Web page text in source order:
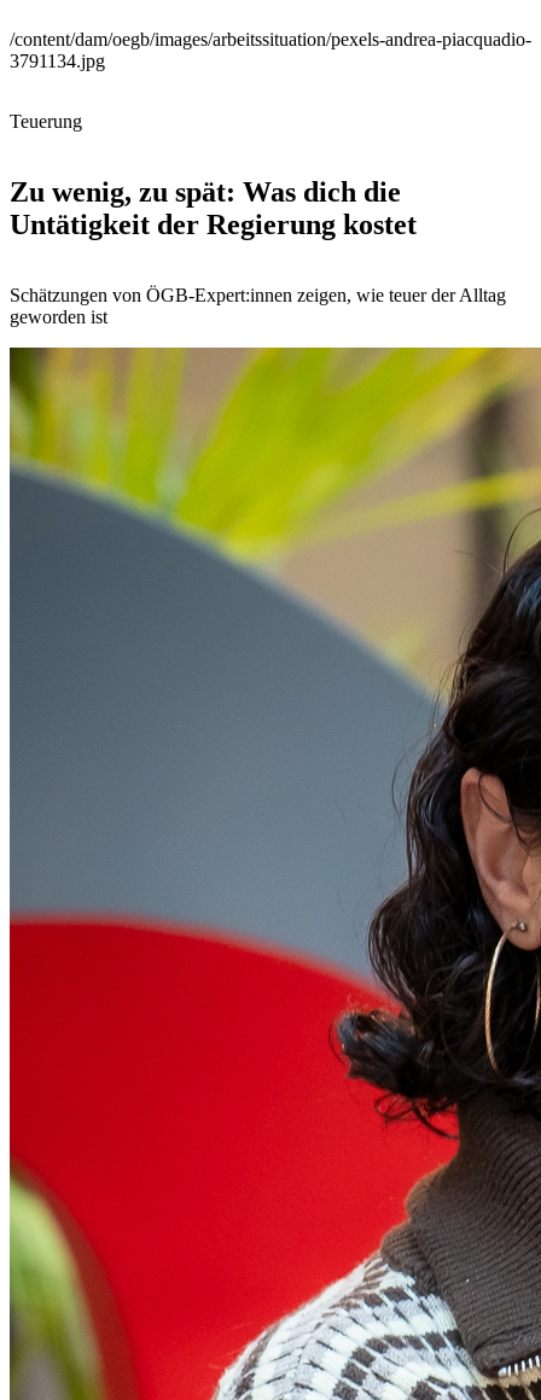
/content/dam/oegb/images/arbeitssituation/pexels-andrea-piacquadio-
3791134.jpg
Teuerung
Zu wenig, zu spät: Was dich die
Untätigkeit der Regierung kostet
Schätzungen von ÖGB-Expert:innen zeigen, wie teuer der Alltag
geworden ist